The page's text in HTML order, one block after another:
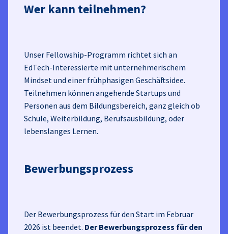
Wer kann teilnehmen?
Unser Fellowship-Programm richtet sich an
EdTech-Interessierte mit unternehmerischem
Mindset und einer frühphasigen Geschäftsidee.
Teilnehmen können angehende Startups und
Personen aus dem Bildungsbereich, ganz gleich ob
Schule, Weiterbildung, Berufsausbildung, oder
lebenslanges Lernen.
Bewerbungsprozess
Der Bewerbungsprozess für den Start im Februar
2026 ist beendet. Der Bewerbungsprozess für den